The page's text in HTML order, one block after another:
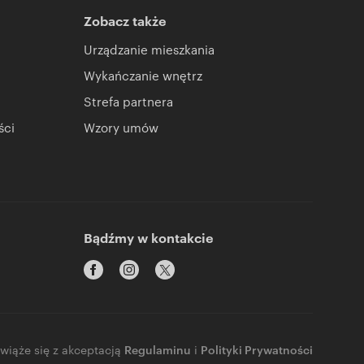
Zobacz także
Urządzanie mieszkania
Wykańczanie wnętrz
Strefa partnera
Wzory umów
Bądźmy w kontakcie
się z akceptacją Regulaminu i Polityki Prywatności